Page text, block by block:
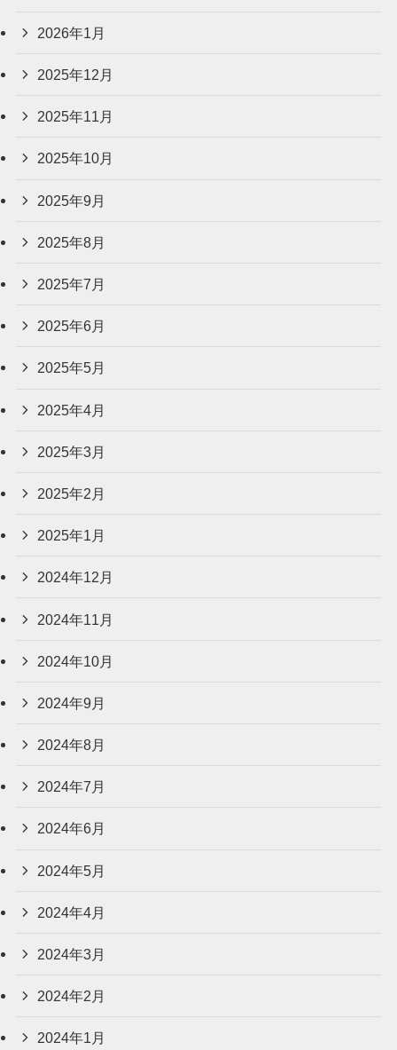
2026年1月
2025年12月
2025年11月
2025年10月
2025年9月
2025年8月
2025年7月
2025年6月
2025年5月
2025年4月
2025年3月
2025年2月
2025年1月
2024年12月
2024年11月
2024年10月
2024年9月
2024年8月
2024年7月
2024年6月
2024年5月
2024年4月
2024年3月
2024年2月
2024年1月